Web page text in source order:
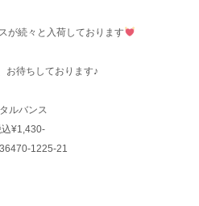
が続々と入荷しております
お待ちしております♪
ルバンス
込¥1,430-
1225-21